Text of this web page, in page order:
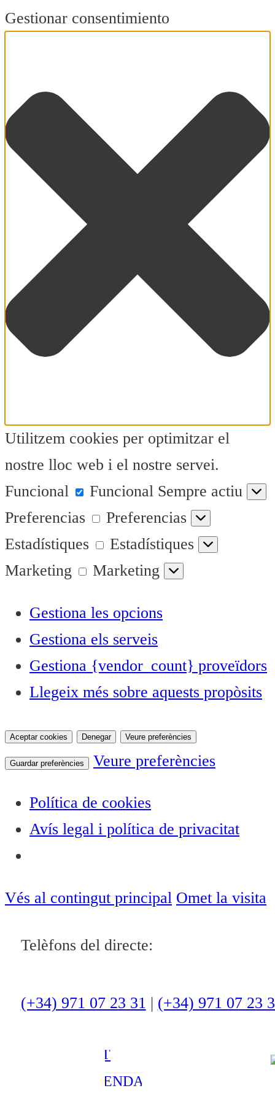
Gestionar consentimiento
Utilitzem cookies per optimitzar el
nostre lloc web i el nostre servei.
Funcional
Funcional Sempre actiu
Preferencias
Preferencias
Estadístiques
Estadístiques
Marketing
Marketing
Gestiona les opcions
Gestiona els serveis
Gestiona {vendor_count} proveïdors
Llegeix més sobre aquests propòsits
Aceptar cookies Denegar Veure preferències
Guardar preferències Veure preferències
Política de cookies
Avís legal i política de privacitat
Vés al contingut principal Omet la visita
Telèfons del directe:
(+34) 971 07 23 31 | (+34) 971 07 23
ACTUALITAT
OCI
ENTREVISTES
AMBIENT
AGENDA